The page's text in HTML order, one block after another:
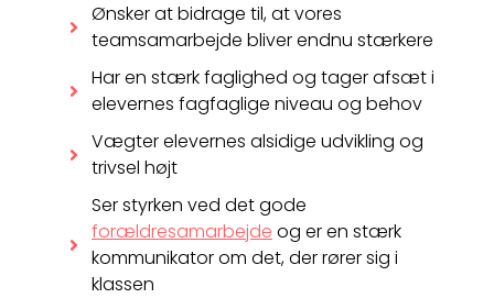
Ønsker at bidrage til, at vores
teamsamarbejde bliver endnu stærkere
Har en stærk faglighed og tager afsæt i
elevernes fagfaglige niveau og behov
Vægter elevernes alsidige udvikling og
trivsel højt
Ser styrken ved det gode
forældresamarbejde og er en stærk
kommunikator om det, der rører sig i
klassen